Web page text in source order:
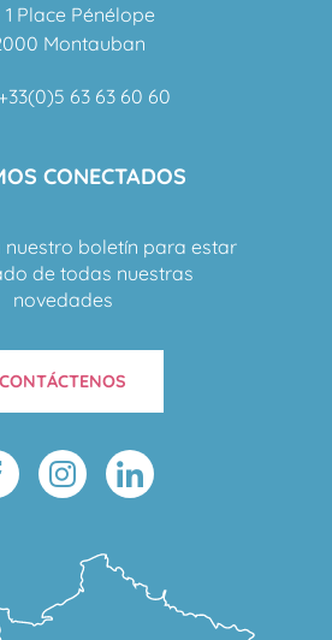
1 Place Pénélope
Montauban
+33(0)5 63 63 60 60
CONECTADOS
nuestro boletín para estar
de todas nuestras
novedades
CONTÁCTENOS